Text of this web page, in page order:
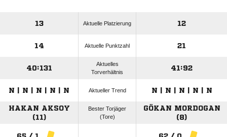
13 Aktuelle Platzierung 12
14 Aktuelle Punktzahl 21
40:131
Aktuelles
Torverhältnis
41:92
N | N | N | N | N Aktueller Trend N | N | N | N | N
HAKAN AKSOY
(11)
Bester Torjäger
(Tore)
GÖKAN MORDOGAN
(8)